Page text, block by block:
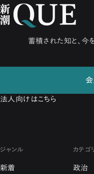
蓄積された知と、今
法人向けはこちら
ジャンル
新着
カテゴ
政治